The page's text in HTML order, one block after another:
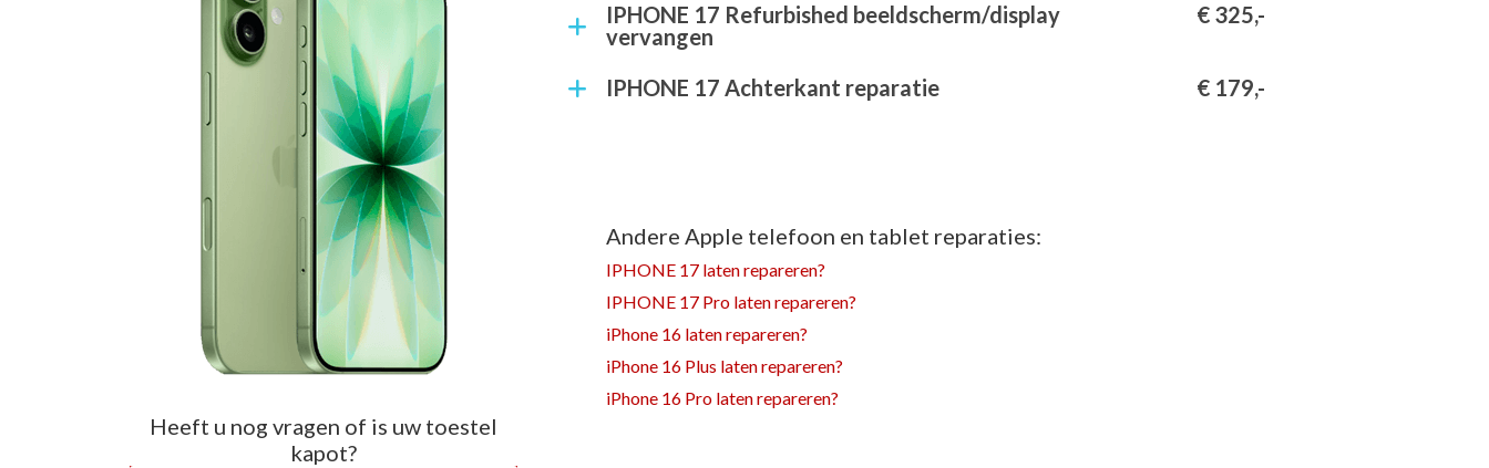
Heeft u nog vragen of is uw toestel
kapot?
IPHONE 17 Refurbished beeldscherm/display
vervangen
€ 325,-
IPHONE 17 Achterkant reparatie € 179,-
Andere Apple telefoon en tablet reparaties:
IPHONE 17 laten repareren?
IPHONE 17 Pro laten repareren?
iPhone 16 laten repareren?
iPhone 16 Plus laten repareren?
iPhone 16 Pro laten repareren?